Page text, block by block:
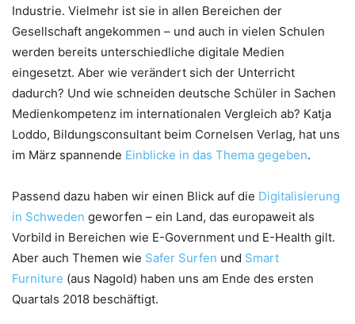
Industrie. Vielmehr ist sie in allen Bereichen der
Gesellschaft angekommen – und auch in vielen Schulen
werden bereits unterschiedliche digitale Medien
eingesetzt. Aber wie verändert sich der Unterricht
dadurch? Und wie schneiden deutsche Schüler in Sachen
Medienkompetenz im internationalen Vergleich ab? Katja
Loddo, Bildungsconsultant beim Cornelsen Verlag, hat uns
im März spannende Einblicke in das Thema gegeben.
Passend dazu haben wir einen Blick auf die Digitalisierung
in Schweden geworfen – ein Land, das europaweit als
Vorbild in Bereichen wie E-Government und E-Health gilt.
Aber auch Themen wie Safer Surfen und Smart
Furniture (aus Nagold) haben uns am Ende des ersten
Quartals 2018 beschäftigt.